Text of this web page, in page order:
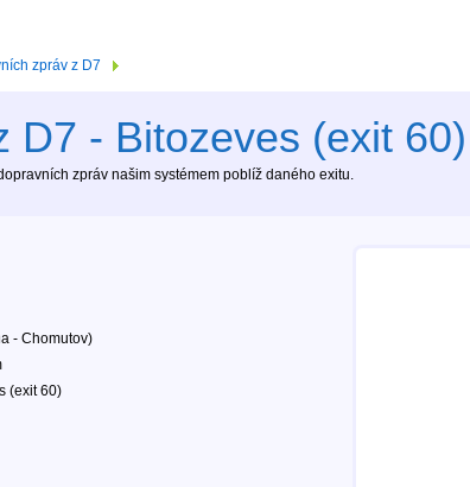
zpráv z D7
D7 - Bitozeves (exit 60)
zpráv našim systémem poblíž daného exitu.
- Chomutov)
(exit 60)